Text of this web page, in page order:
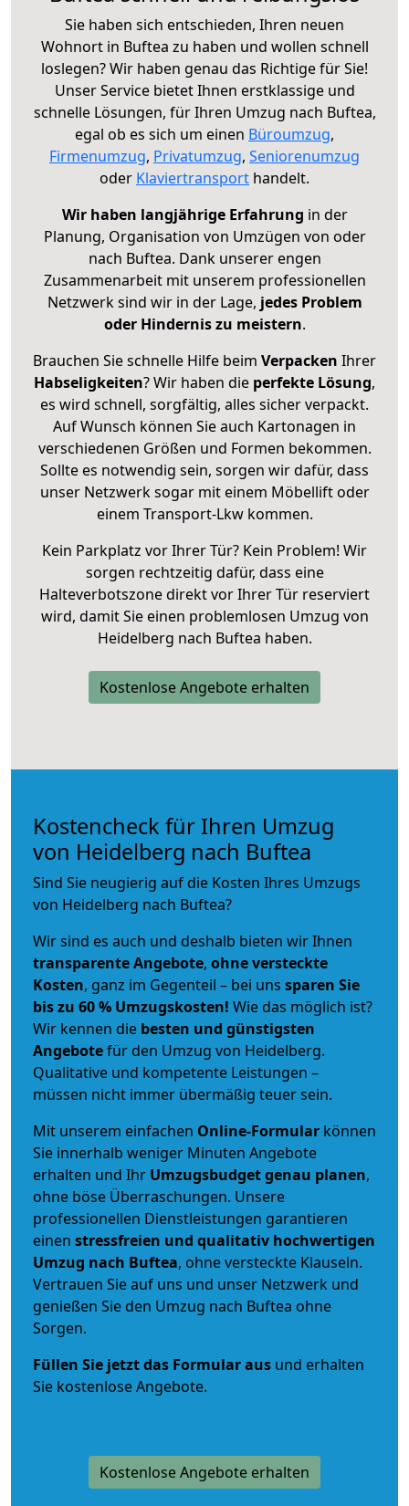
Sie haben sich entschieden, Ihren neuen
Wohnort in Buftea zu haben und wollen schnell
loslegen? Wir haben genau das Richtige für Sie!
Unser Service bietet Ihnen erstklassige und
schnelle Lösungen, für Ihren Umzug nach Buftea,
egal ob es sich um einen Büroumzug,
Firmenumzug, Privatumzug, Seniorenumzug
oder Klaviertransport handelt.
Wir haben langjährige Erfahrung in der
Planung, Organisation von Umzügen von oder
nach Buftea. Dank unserer engen
Zusammenarbeit mit unserem professionellen
Netzwerk sind wir in der Lage, jedes Problem
oder Hindernis zu meistern.
Brauchen Sie schnelle Hilfe beim Verpacken Ihrer
Habseligkeiten? Wir haben die perfekte Lösung,
es wird schnell, sorgfältig, alles sicher verpackt.
Auf Wunsch können Sie auch Kartonagen in
verschiedenen Größen und Formen bekommen.
Sollte es notwendig sein, sorgen wir dafür, dass
unser Netzwerk sogar mit einem Möbellift oder
einem Transport-Lkw kommen.
Kein Parkplatz vor Ihrer Tür? Kein Problem! Wir
sorgen rechtzeitig dafür, dass eine
Halteverbotszone direkt vor Ihrer Tür reserviert
wird, damit Sie einen problemlosen Umzug von
Heidelberg nach Buftea haben.
Kostenlose Angebote erhalten
Kostencheck für Ihren Umzug
von Heidelberg nach Buftea
Sind Sie neugierig auf die Kosten Ihres Umzugs
von Heidelberg nach Buftea?
Wir sind es auch und deshalb bieten wir Ihnen
transparente Angebote, ohne versteckte
Kosten, ganz im Gegenteil – bei uns sparen Sie
bis zu 60 % Umzugskosten! Wie das möglich ist?
Wir kennen die besten und günstigsten
Angebotefür den Umzug von Heidelberg.
Qualitative und kompetente Leistungen –
müssen nicht immer übermäßig teuer sein.
Mit unserem einfachen Online-Formular können
Sie innerhalb weniger Minuten Angebote
erhalten und Ihr Umzugsbudgetgenau planen,
ohne böse Überraschungen. Unsere
professionellen Dienstleistungen garantieren
einen stressfreien und qualitativ hochwertigen
Umzug nach Buftea, ohne versteckte Klauseln.
Vertrauen Sie auf uns und unser Netzwerk und
genießen Sie den Umzug nach Buftea ohne
Sorgen.
Füllen Sie jetzt das Formular aus und erhalten
Sie kostenlose Angebote.
Kostenlose Angebote erhalten